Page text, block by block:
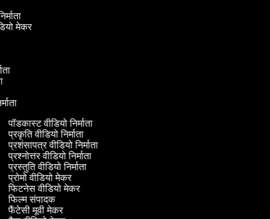
मेकर
पॉडकास्ट वीडियो निर्माता
प्रकृति वीडियो निर्माता
प्रशंसापत्र वीडियो निर्माता
प्रश्नोत्तर वीडियो निर्माता
प्रस्तुति वीडियो निर्माता
प्रोमो वीडियो मेकर
फिटनेस वीडियो मेकर
फिल्म संपादक
फैंटेसी मूवी मेकर